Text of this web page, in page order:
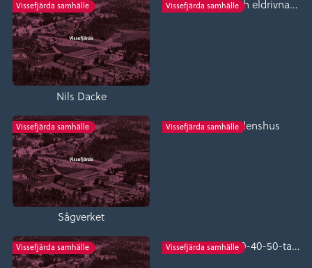
Vissefjärda samhälle
Nils Dacke
Vissefjärda samhälle Bobinfabriken och eldrivna Kvarnen
Vissefjärda samhälle
Sågverket
Vissefjärda samhälle
Gammalt ordenshus
Vissefjärda samhälle Vissefjärda samhälle Småbutiker på 30-40-50-talet